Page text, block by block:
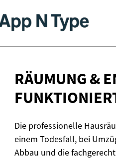
RÄUMUNG &
Die professionelle
einem Todesfall, bei
Abbau und die